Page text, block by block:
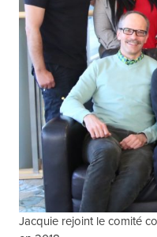
Jacquie rejoint le comité